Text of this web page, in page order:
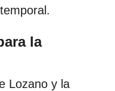
la
Lozano y la